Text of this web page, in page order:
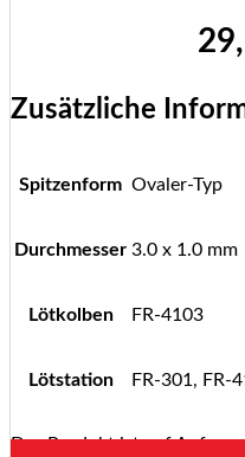
Zusätzliche
Spitzenform Ovaler-Typ
Durchmesser 3.0 x 1.0 mm
Lötkolben FR-4103
Lötstation FR-301, FR-
Das Produkt ist auf Anfrage